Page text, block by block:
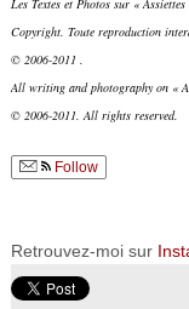
Copyright. Toute reproduction
© 2006-2011 .
All writing and photography on «
© 2006-2011. All rights reserved.
Follow
Retrouvez-moi sur